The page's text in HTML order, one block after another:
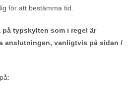
för att bestämma tid.
typskylten som i regel är
anslutningen, vanligtvis på sidan /